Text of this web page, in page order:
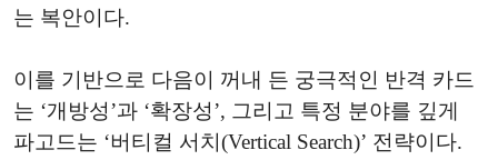
는 복안이다.
이를 기반으로 다음이 꺼내 든 궁극적인 반격 카드
는 ‘개방성’과 ‘확장성’, 그리고 특정 분야를 깊게
파고드는 ‘버티컬 서치(Vertical Search)’ 전략이다.